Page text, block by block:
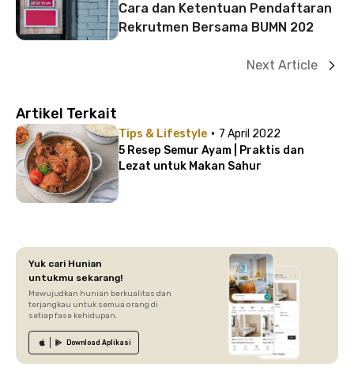
Cara dan Ketentuan Pendaftaran
Rekrutmen Bersama BUMN 202
Next Article
Artikel Terkait
Tips & Lifestyle · 7 April 2022
5 Resep Semur Ayam | Praktis dan
Lezat untuk Makan Sahur
Yuk cari Hunian
untukmu sekarang!
Mewujudkan hunian berkualitas dan
terjangkau untuk semua orang di
setiap fase kehidupan.
Download Aplikasi